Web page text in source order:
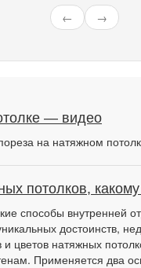
← →
— видео
на натяжном
потолков,
способы внутренней
достоинств,
цветов натяжных
Применяется два